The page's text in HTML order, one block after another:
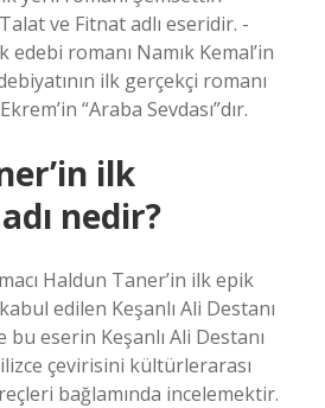
ve Fitnat adlı eseridir. -
edebi romanı Namık Kemal’in
ilk gerçekçi romanı
“Araba Sevdası”dır.
ilk
nedir?
Haldun Taner’in ilk epik
edilen Keşanlı Ali Destanı
bu eserin Keşanlı Ali Destanı
çevirisini kültürlerarası
bağlamında incelemektir.